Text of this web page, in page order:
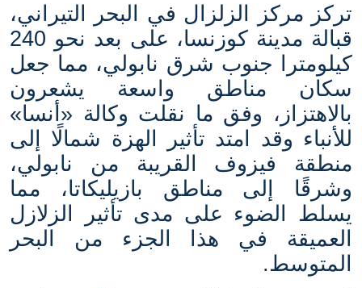
تركز مركز الزلزال في البحر التيراني،
قبالة مدينة كوزنسا، على بعد نحو 240
كيلومترا جنوب شرق نابولي، مما جعل
سكان مناطق واسعة يشعرون
بالاهتزاز، وفق ما نقلت وكالة «أنسا»
للأنباء وقد امتد تأثير الهزة شمالًا إلى
منطقة فيزوف القريبة من نابولي،
وشرقًا إلى مناطق بازيليكاتا، مما
يسلط الضوء على مدى تأثير الزلازل
العميقة في هذا الجزء من البحر
المتوسط.